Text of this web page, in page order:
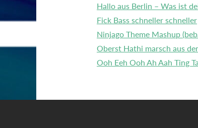
Hallo aus Berlin – Was ist
Fick Bass schneller schneller
Ninjago Theme Mashup
Oberst Hathi marsch aus
Ooh Eeh Ooh Ah Aah Ting